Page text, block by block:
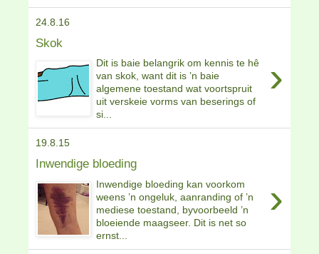
24.8.16
Skok
›
Dit is baie belangrik om kennis te hê
van skok, want dit is ’n baie
algemene toestand wat voortspruit
uit verskeie vorms van beserings of
si...
19.8.15
Inwendige bloeding
›
Inwendige bloeding kan voorkom
weens ’n ongeluk, aanranding of ’n
mediese toestand, byvoorbeeld ’n
bloeiende maagseer. Dit is net so
ernst...